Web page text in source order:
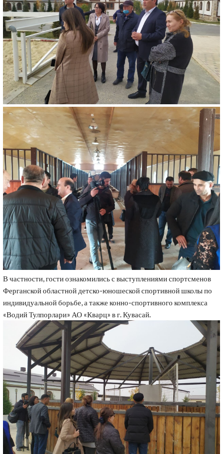
В частности, гости ознакомились с выступлениями спортсменов
Ферганской областной детско-юношеской спортивной школы по
индивидуальной борьбе, а также конно-спортивного комплекса
«Водий Тулпорлари» АО «Кварц» в г. Кувасай.